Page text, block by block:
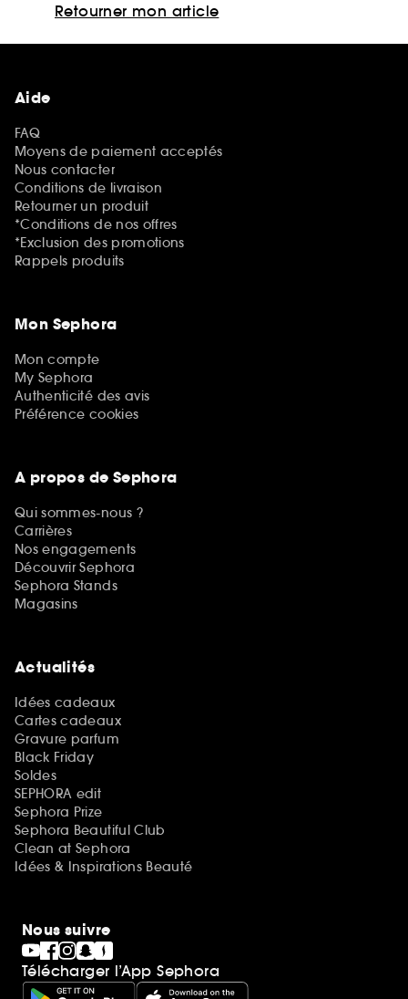
Retourner mon article
Aide
FAQ
Moyens de paiement acceptés
Nous contacter
Conditions de livraison
Retourner un produit
*Conditions de nos offres
*Exclusion des promotions
Rappels produits
Mon Sephora
Mon compte
My Sephora
Authenticité des avis
Préférence cookies
A propos de Sephora
Qui sommes-nous ?
Carrières
Nos engagements
Découvrir Sephora
Sephora Stands
Magasins
Actualités
Idées cadeaux
Cartes cadeaux
Gravure parfum
Black Friday
Soldes
SEPHORA edit
Sephora Prize
Sephora Beautiful Club
Clean at Sephora
Idées & Inspirations Beauté
Nous suivre
Télécharger l’App Sephora